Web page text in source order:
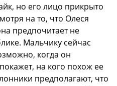
но его лицо прикрыто
на то, что Олеся
предпочитает не
Мальчику сейчас
когда он
на кого похож ее
предполагают, что